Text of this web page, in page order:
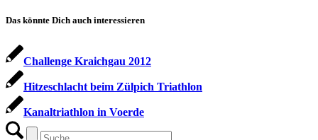
Das könnte Dich auch interessieren
Challenge Kraichgau 2012
Hitzeschlacht beim Zülpich Triathlon
Kanaltriathlon in Voerde